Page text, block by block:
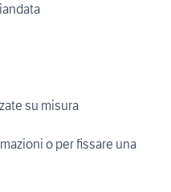
su misura
o per fissare una